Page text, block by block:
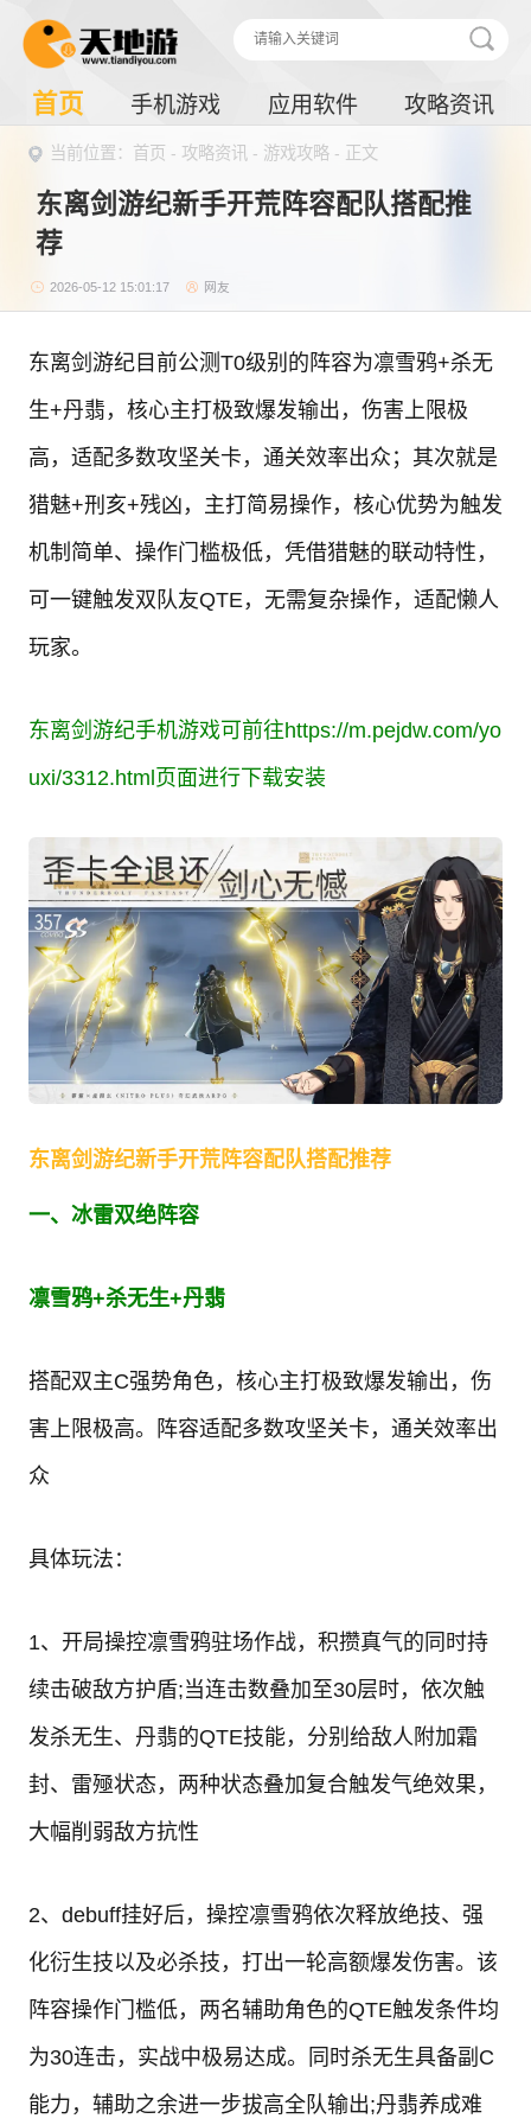
首页 手机游戏 应用软件 攻略资讯
当前位置： 首页 - 攻略资讯 - 游戏攻略 - 正文
东离剑游纪新手开荒阵容配队搭配推
荐
2026-05-12 15:01:17 网友
东离剑游纪目前公测T0级别的阵容为凛雪鸦+杀无
生+丹翡，核心主打极致爆发输出，伤害上限极
高，适配多数攻坚关卡，通关效率出众；其次就是
猎魅+刑亥+残凶，主打简易操作，核心优势为触发
机制简单、操作门槛极低，凭借猎魅的联动特性，
可一键触发双队友QTE，无需复杂操作，适配懒人
玩家。
东离剑游纪手机游戏可前往https://m.pejdw.com/yo
uxi/3312.html页面进行下载安装
东离剑游纪新手开荒阵容配队搭配推荐
一、冰雷双绝阵容
凛雪鸦+杀无生+丹翡
搭配双主C强势角色，核心主打极致爆发输出，伤
害上限极高。阵容适配多数攻坚关卡，通关效率出
众
具体玩法：
1、开局操控凛雪鸦驻场作战，积攒真气的同时持
续击破敌方护盾;当连击数叠加至30层时，依次触
发杀无生、丹翡的QTE技能，分别给敌人附加霜
封、雷殛状态，两种状态叠加复合触发气绝效果，
大幅削弱敌方抗性
2、debuff挂好后，操控凛雪鸦依次释放绝技、强
化衍生技以及必杀技，打出一轮高额爆发伤害。该
阵容操作门槛低，两名辅助角色的QTE触发条件均
为30连击，实战中极易达成。同时杀无生具备副C
能力，辅助之余进一步拔高全队输出;丹翡养成难